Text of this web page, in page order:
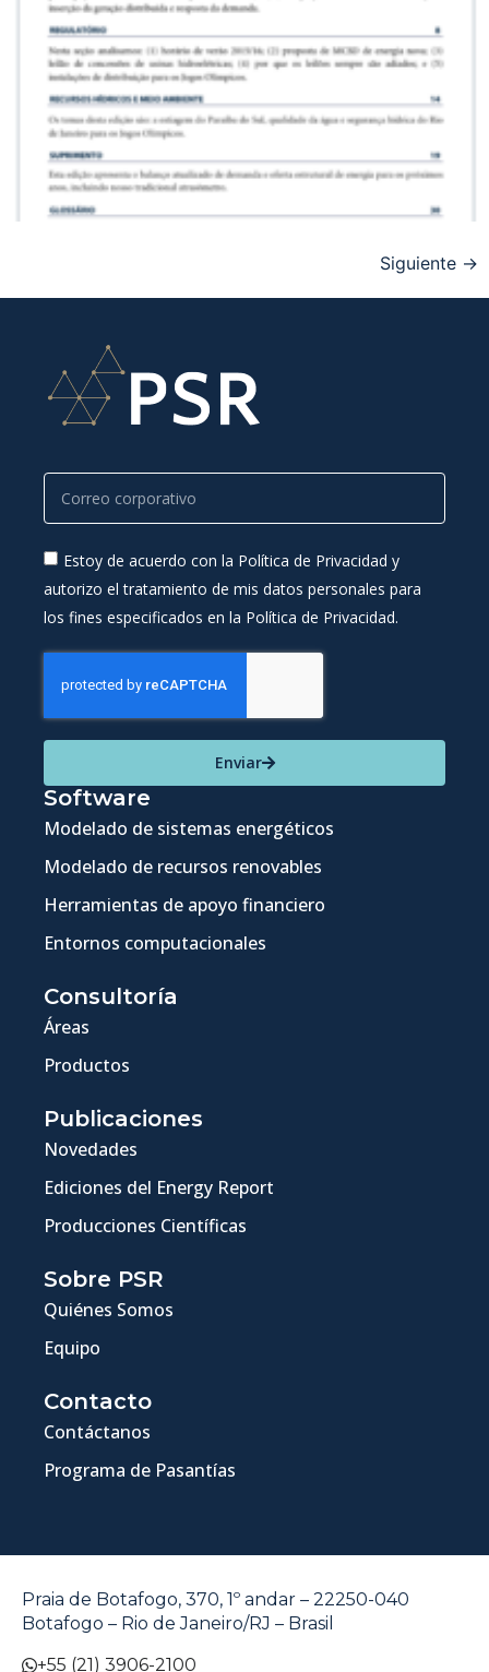
Siguiente →
Estoy de acuerdo con la Política de Privacidad y
autorizo el tratamiento de mis datos personales para
los fines especificados en la Política de Privacidad.
Enviar
Software
Modelado de sistemas energéticos
Modelado de recursos renovables
Herramientas de apoyo financiero
Entornos computacionales
Consultoría
Áreas
Productos
Publicaciones
Novedades
Ediciones del Energy Report
Producciones Científicas
Sobre PSR
Quiénes Somos
Equipo
Contacto
Contáctanos
Programa de Pasantías
Praia de Botafogo, 370, 1º andar – 22250-040
Botafogo – Rio de Janeiro/RJ – Brasil
+55 (21) 3906-2100